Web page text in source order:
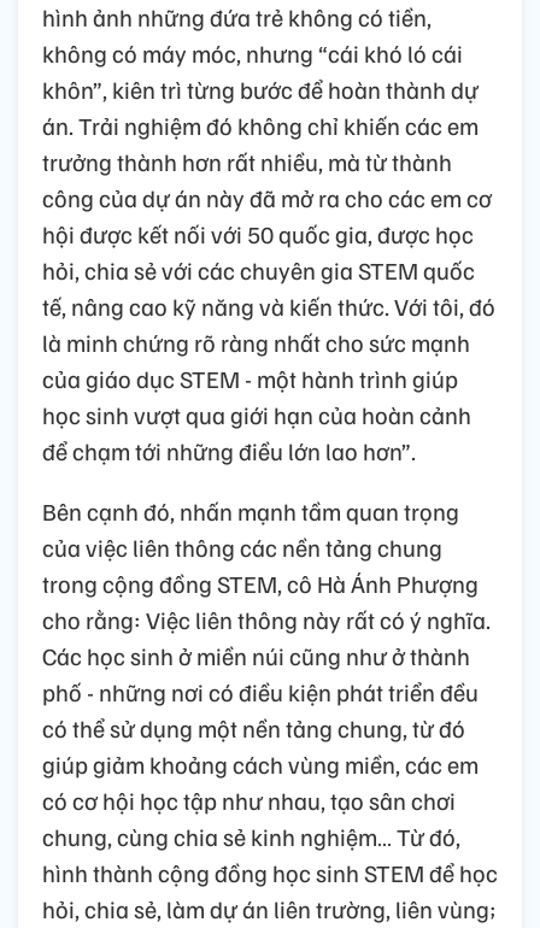
hình ảnh những đứa trẻ không có tiền,
không có máy móc, nhưng “cái khó ló cái
khôn”, kiên trì từng bước để hoàn thành dự
án. Trải nghiệm đó không chỉ khiến các em
trưởng thành hơn rất nhiều, mà từ thành
công của dự án này đã mở ra cho các em cơ
hội được kết nối với 50 quốc gia, được học
hỏi, chia sẻ với các chuyên gia STEM quốc
tế, nâng cao kỹ năng và kiến thức. Với tôi, đó
là minh chứng rõ ràng nhất cho sức mạnh
của giáo dục STEM - một hành trình giúp
học sinh vượt qua giới hạn của hoàn cảnh
để chạm tới những điều lớn lao hơn”.
Bên cạnh đó, nhấn mạnh tầm quan trọng
của việc liên thông các nền tảng chung
trong cộng đồng STEM, cô Hà Ánh Phượng
cho rằng: Việc liên thông này rất có ý nghĩa.
Các học sinh ở miền núi cũng như ở thành
phố - những nơi có điều kiện phát triển đều
có thể sử dụng một nền tảng chung, từ đó
giúp giảm khoảng cách vùng miền, các em
có cơ hội học tập như nhau, tạo sân chơi
chung, cùng chia sẻ kinh nghiệm… Từ đó,
hình thành cộng đồng học sinh STEM để học
hỏi, chia sẻ, làm dự án liên trường, liên vùng;